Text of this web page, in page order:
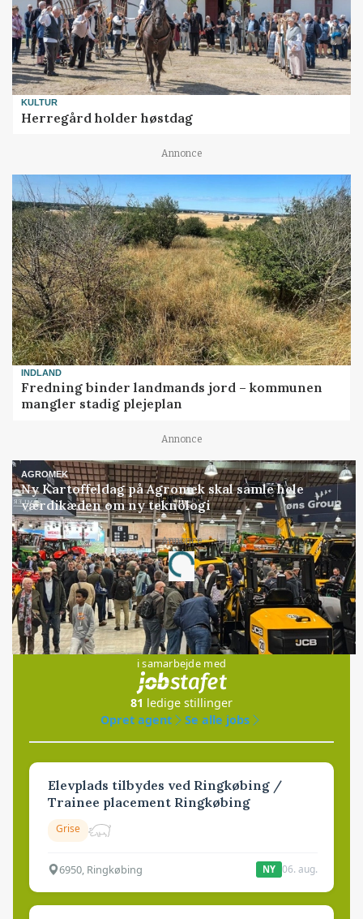
KULTUR
Herregård holder høstdag
Annonce
INDLAND
Fredning binder landmands jord – kommunen
mangler stadig plejeplan
Annonce
AGROMEK
Ny Kartoffeldag på Agromek skal samle hele
værdikæden om ny teknologi
Annonce
Loading...
Jobs
i samarbejde med
81 ledige stillinger
Opret agent
Se alle jobs
Elevplads tilbydes ved Ringkøbing /
Trainee placement Ringkøbing
Grise
6950, Ringkøbing NY 06. aug.